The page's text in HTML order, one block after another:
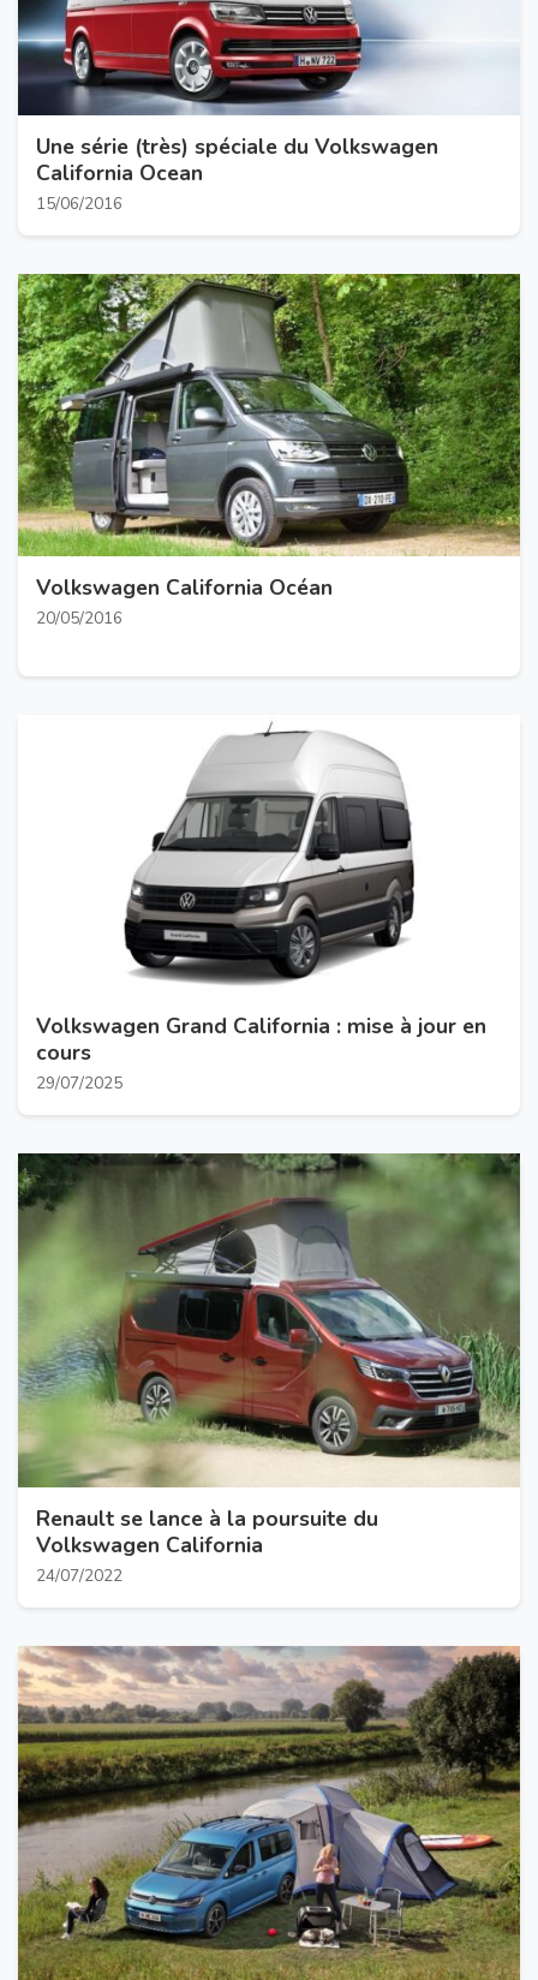
Une série (très) spéciale du Volkswagen
California Ocean
15/06/2016
Volkswagen California Océan
20/05/2016
Volkswagen Grand California : mise à jour en
cours
29/07/2025
Renault se lance à la poursuite du
Volkswagen California
24/07/2022